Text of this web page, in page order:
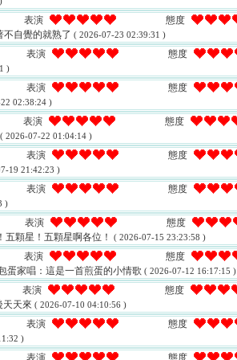
表演 態度
自覺的就熟了 ( 2026-07-23 02:39:31 )
表演 態度
)
表演 態度
02:38:24 )
表演 態度
( 2026-07-22 01:04:14 )
表演 態度
19 21:42:23 )
表演 態度
)
表演 態度
五顆星！五顆星啊各位！ ( 2026-07-15 23:23:58 )
表演 態度
蛋家唱：這是一首煎蛋的小情歌 ( 2026-07-12 16:17:15 )
表演 態度
天天來 ( 2026-07-10 04:10:56 )
表演 態度
)
表演 態度